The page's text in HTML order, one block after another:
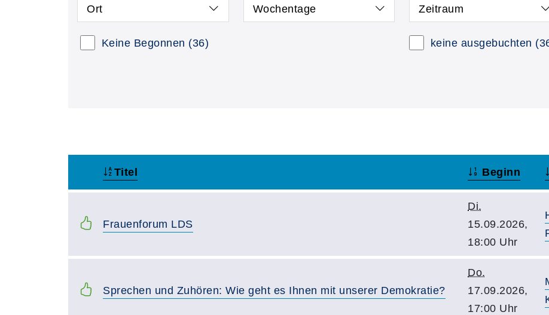
Ort Wochentage Zeitraum
Keine Begonnen (36) keine ausgebuchten
Titel Beginn
Frauenforum LDS
Di.
15.09.2026,
18:00 Uhr
Sprechen und Zuhören: Wie geht es Ihnen mit unserer Demokratie?
Do.
17.09.2026,
17:00 Uhr